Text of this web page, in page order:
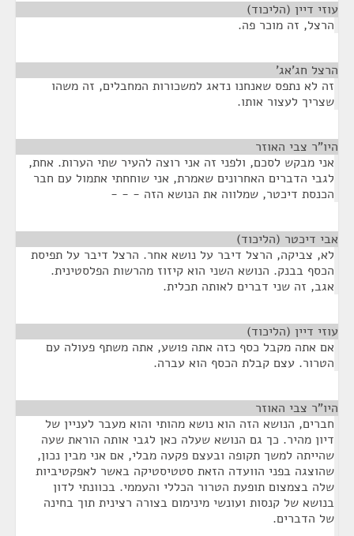
עוזי דיין (הליכוד)
הרצל, זה מוכר פה.
הרצל חג'אג'
זה לא נתפס שאנחנו נדאג למשכורות המחבלים, זה משהו
שצריך לעצור אותו.
היו"ר צבי האוזר
אני מבקש לסכם, ולפני זה אני רוצה להעיר שתי הערות. אחת,
לגבי הדברים האחרונים שאמרת, אני שוחחתי אתמול עם חבר
הכנסת דיכטר, שמלווה את הנושא הזה - - -
אבי דיכטר (הליכוד)
לא, צביקה, הרצל דיבר על נושא אחר. הרצל דיבר על תפיסת
הכסף בבנק. הנושא השני הוא קיזוז מהרשות הפלסטינית.
אגב, זה שני דברים לאותה תכלית.
עוזי דיין (הליכוד)
אם אתה מקבל כסף כזה אתה פושע, אתה משתף פעולה עם
הטרור. עצם קבלת הכסף הוא עברה.
היו"ר צבי האוזר
חברים, הנושא הזה הוא נושא מהותי והוא מעבר לעניין של
דיון מהיר. כך גם הנושא שעלה כאן לגבי אותה הוראת שעה
שהייתה למשך תקופה ובעצם פקעה מבלי, אם אני מבין נכון,
שהוצגה בפני הוועדה הזאת סטטיסטיקה באשר לאפקטיביות
שלה בצמצום תופעת הטרור הכללי והעממי. בכוונתי לדון
בנושא של קנסות ועונשי מינימום בצורה רצינית תוך בחינה
של הדברים.